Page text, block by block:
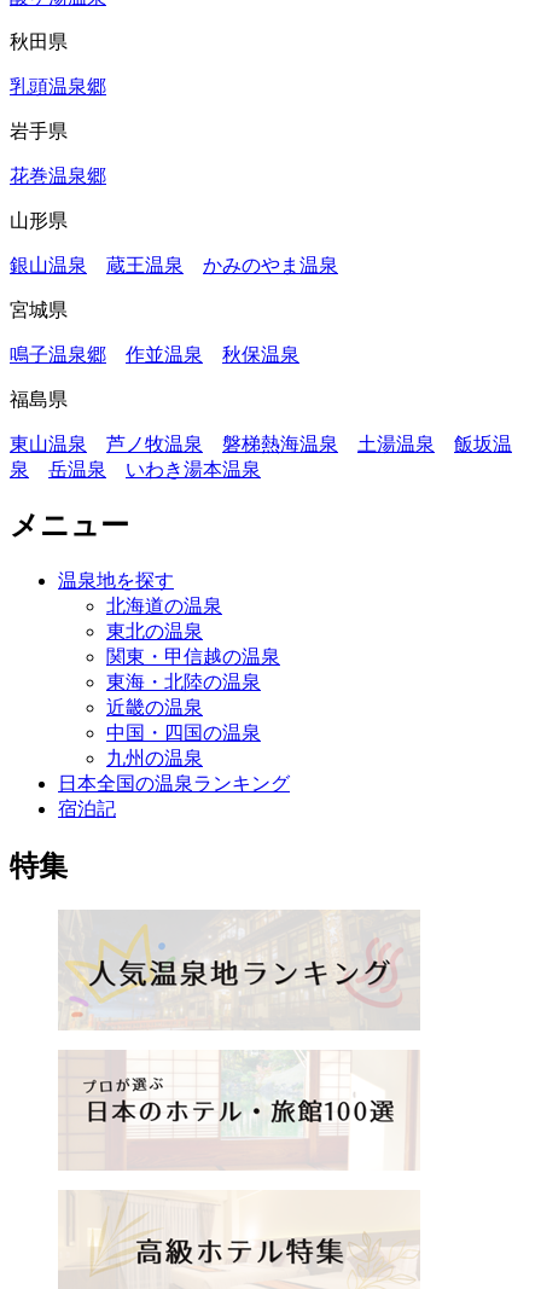
秋田県
乳頭温泉郷
岩手県
花巻温泉郷
山形県
銀山温泉 蔵王温泉 かみのやま温泉
宮城県
鳴子温泉郷 作並温泉 秋保温泉
福島県
東山温泉 芦ノ牧温泉 磐梯熱海温泉 土湯温泉
飯坂温
泉
岳温泉 いわき湯本温泉
メニュー
温泉地を探す
北海道の温泉
東北の温泉
関東・甲信越の温泉
東海・北陸の温泉
近畿の温泉
中国・四国の温泉
九州の温泉
日本全国の温泉ランキング
宿泊記
特集